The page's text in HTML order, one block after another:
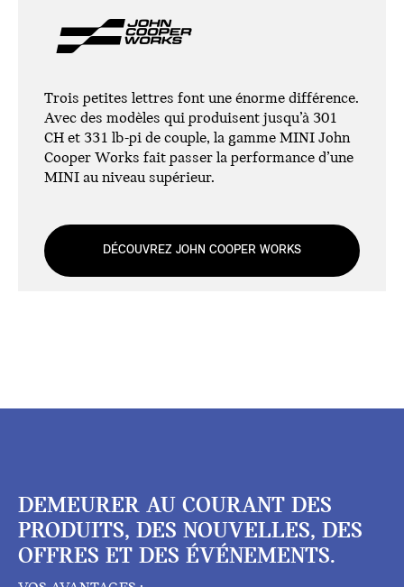
Trois petites lettres font une énorme différence.
Avec des modèles qui produisent jusqu’à 301
CH et 331 lb-pi de couple, la gamme MINI John
Cooper Works fait passer la performance d’une
MINI au niveau supérieur.
DÉCOUVREZ JOHN COOPER WORKS
DEMEURER AU COURANT DES
PRODUITS, DES NOUVELLES, DES
OFFRES ET DES ÉVÉNEMENTS.